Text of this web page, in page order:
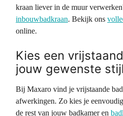
kraan liever in de muur
inbouwbadkraan. Bekijk ons
online.
Kies een
jouw gewenste
Bij Maxaro vind je vrijstaande
afwerkingen. Zo kies je
de rest van jouw badkamer en